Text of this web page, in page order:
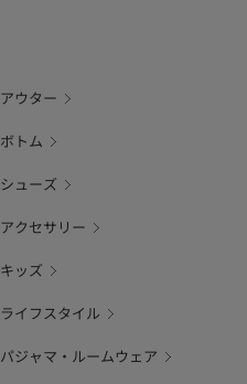
アウター
ボトム
シューズ
アクセサリー
キッズ
ライフスタイル
パジャマ・ルームウェア